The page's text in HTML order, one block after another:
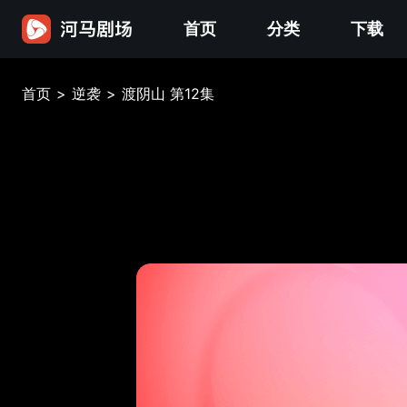
首页 分类 下载
首页 > 逆袭 > 渡阴山 第12集